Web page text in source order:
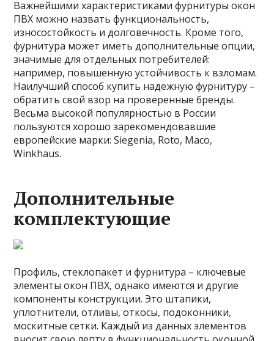
Важнейшими характеристиками фурнитуры окон
ПВХ можно назвать функциональность,
износостойкость и долговечность. Кроме того,
фурнитура может иметь дополнительные опции,
значимые для отдельных потребителей:
например, повышенную устойчивость к взломам.
Наилучший способ купить надежную фурнитуру –
обратить свой взор на проверенные бренды.
Весьма высокой популярностью в России
пользуются хорошо зарекомендовавшие
европейские марки: Siegenia, Roto, Maco,
Winkhaus.
Дополнительные
комплектующие
Профиль, стеклопакет и фурнитура – ключевые
элементы окон ПВХ, однако имеются и другие
компоненты конструкции. Это штапики,
уплотнители, отливы, откосы, подоконники,
москитные сетки. Каждый из данных элементов